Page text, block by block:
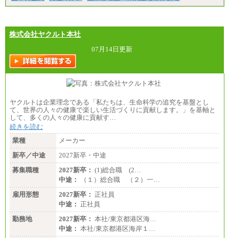
株式会社ヤクルト本社
07月14日更新
ヤクルトは企業理念である「私たちは、生命科学の追究を基盤とし
て、世界の人々の健康で楽しい生活づくりに貢献します。」を基軸と
して、多くの人々の健康に貢献す…
続きを読む
業種
メーカー
新卒／中途
2027新卒・中途
募集職種
2027新卒： (1)総合職 (2…
中途：
（１）総合職 （２）一…
雇用形態
2027新卒： 正社員
中途： 正社員
勤務地
2027新卒： 本社/東京都港区海…
中途： 本社/東京都港区海岸１…